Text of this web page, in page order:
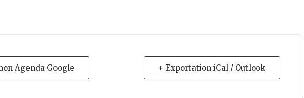
Agenda Google + Exportation iCal / Outlook